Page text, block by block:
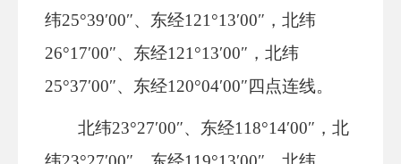
纬25°39′00″、东经121°13′00″，北纬
26°17′00″、东经121°13′00″，北纬
25°37′00″、东经120°04′00″四点连线。
北纬23°27′00″、东经118°14′00″，北